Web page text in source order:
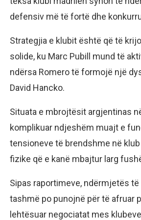
defensiv më të fortë dhe
Strategjia e klubit është që të
solide, ku Marc Pubill mund të
ndërsa Romero të formojë një
David Hancko.
Situata e mbrojtësit argjentinas
komplikuar ndjeshëm muajt e
tensioneve të brendshme në
fizike që e kanë mbajtur larg
Sipas raportimeve, ndërmjetës
tashmë po punojnë për të afruar
lehtësuar negociatat mes